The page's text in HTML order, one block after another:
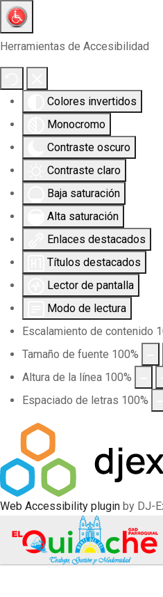
Herramientas de Accesibilidad
Colores invertidos
Monocromo
Contraste oscuro
Contraste claro
Baja saturación
Alta saturación
Enlaces destacados
Títulos destacados
Lector de pantalla
Modo de lectura
Escalamiento de contenido
Tamaño de fuente 100%
Altura de la línea 100%
Espaciado de letras 100%
Web Accessibility plugin by DJ-